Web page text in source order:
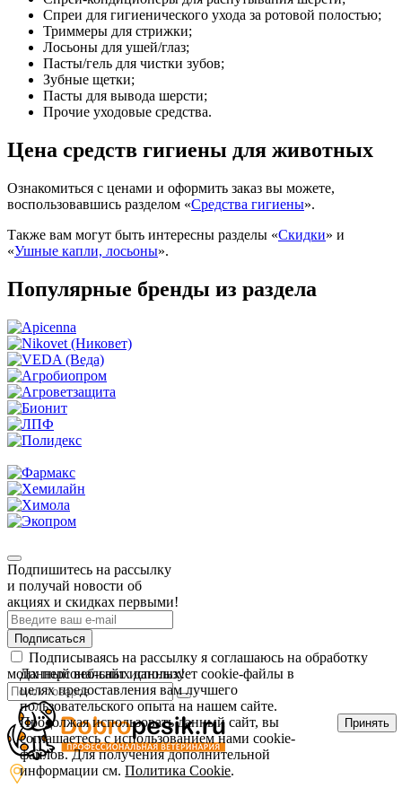
Спреи для гигиенического ухода за ротовой полостью;
Триммеры для стрижки;
Лосьоны для ушей/глаз;
Пасты/гель для чистки зубов;
Зубные щетки;
Пасты для вывода шерсти;
Прочие уходовые средства.
Цена средств гигиены для животных
Ознакомиться с ценами и оформить заказ вы можете,
воспользовавшись разделом «Средства гигиены».
Также вам могут быть интересны разделы «Скидки» и
«Ушные капли, лосьоны».
Популярные бренды из раздела
Подпишитесь на рассылку
и получай новости об
акциях и скидках первыми!
Подписаться
Подписываясь на рассылку я соглашаюсь на обработку
моих персональных данных!
Данный веб-сайт использует cookie-файлы в
целях предоставления вам лучшего
пользовательского опыта на нашем сайте.
Продолжая использовать данный сайт, вы
соглашаетесь с использованием нами cookie-
файлов. Для получения дополнительной
информации см.Политика Cookie.
Принять